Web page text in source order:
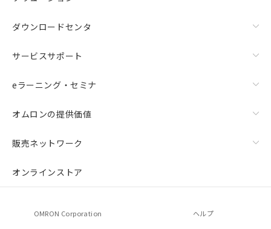
ダウンロードセンタ
サービスサポート
eラーニング・セミナ
オムロンの提供価値
販売ネットワーク
オンラインストア
OMRON Corporation ヘルプ